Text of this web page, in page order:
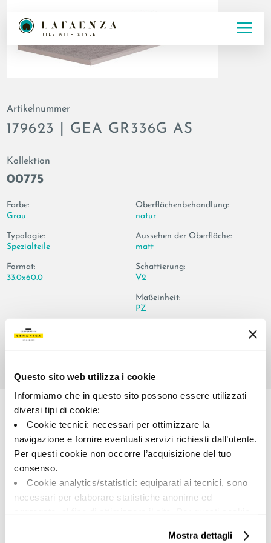
Questo sito web utilizza i cookie
Informiamo che in questo sito possono essere utilizzati
diversi tipi di cookie:
Cookie tecnici: necessari per ottimizzare la
navigazione e fornire eventuali servizi richiesti dall’utente.
Per questi cookie non occorre l’acquisizione del tuo
consenso.
Cookie analytics/statistici: equiparati ai tecnici, sono
necessari per elaborare statistiche anonime ed
Cookie di profilazione/marketing: sono utilizzati, solo
Mostra dettagli
Artikelnummer
179623 | GEA GR336G AS
Kollektion
00775
Farbe:
Grau
Typologie:
Spezialteile
Format:
33.0x60.0
Oberflächenbehandlung:
natur
Aussehen der Oberfläche:
matt
Schattierung:
V2
Maßeinheit:
PZ
A brand of Cooperativa Ceramica d’Imola